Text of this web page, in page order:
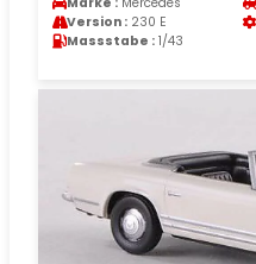
Version : 230 E
Massstabe : 1/43